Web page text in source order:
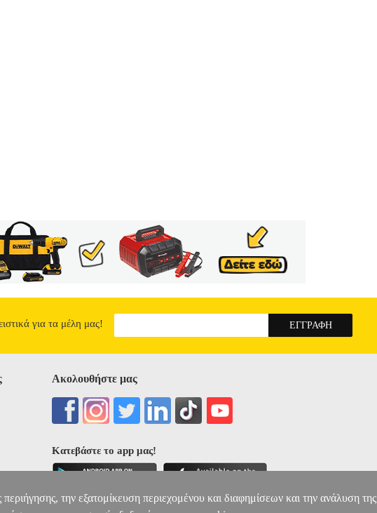
για τα μέλη μας!
Ακολουθήστε μας
Κατεβάστε το app μας!
την εξατομίκευση περιεχομένου και διαφημίσεων και την ανάλυση της